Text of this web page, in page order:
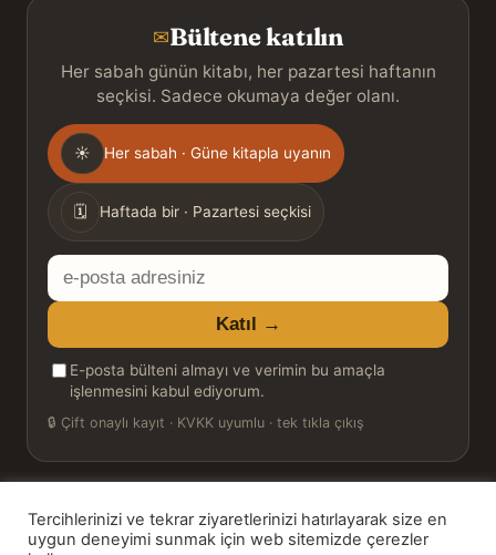
✉Bültene katılın
Her sabah günün kitabı, her pazartesi haftanın
seçkisi. Sadece okumaya değer olanı.
Gönderim
sıklığı
☀ Her sabah · Güne kitapla uyanın
🗓 Haftada bir · Pazartesi seçkisi
E-
posta
adresiniz
Katıl →
E-posta bülteni almayı ve verimin bu amaçla
işlenmesini kabul ediyorum.
🔒 Çift onaylı kayıt · KVKK uyumlu · tek tıkla çıkış
© 2026 Bookinton — Türkiye’nin Kitap Platformu
Tercihlerinizi ve tekrar ziyaretlerinizi hatırlayarak size en
uygun deneyimi sunmak için web sitemizde çerezler